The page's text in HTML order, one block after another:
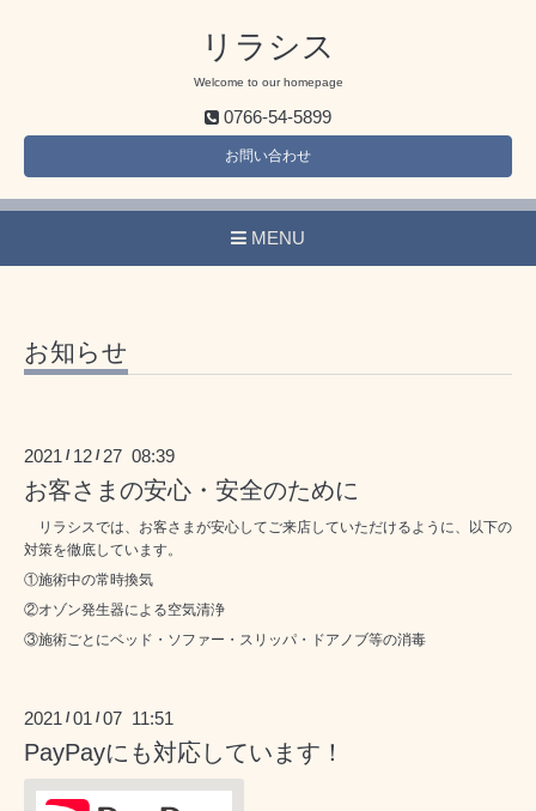
リラシス
Welcome to our homepage
0766-54-5899
お問い合わせ
MENU
お知らせ
2021 / 12 / 27 08:39
お客さまの安心・安全のために
リラシスでは、お客さまが安心してご来店していただけるように、以下の
対策を徹底しています。
①施術中の常時換気
②オゾン発生器による空気清浄
③施術ごとにベッド・ソファー・スリッパ・ドアノブ等の消毒
2021 /01 /07 11:51
PayPayにも対応しています！